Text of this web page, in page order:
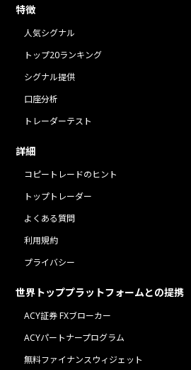
特徴
人気シグナル
トップ20ランキング
シグナル提供
口座分析
トレーダーテスト
詳細
コピートレードのヒント
トップトレーダー
よくある質問
利用規約
プライバシー
世界トッププラットフォームとの提携
ACY証券 FXブローカー
ACYパートナープログラム
無料ファイナンスウィジェット